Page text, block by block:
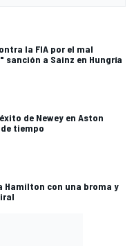
la FIA por el mal
sanción a Sainz en Hungría
de Newey en Aston
tiempo
Hamilton con una broma y